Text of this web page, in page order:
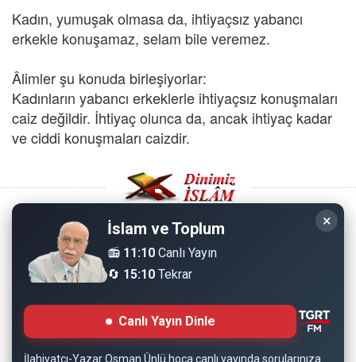
Kadın, yumuşak olmasa da, ihtiyaçsız yabancı
erkekle konuşamaz, selam bile veremez.
Âlimler şu konuda birleşiyorlar:
Kadınların yabancı erkeklerle ihtiyaçsız konuşmaları
caiz değildir. İhtiyaç olunca da, ancak ihtiyaç kadar
ve ciddi konuşmaları caizdir.
Copyright © 2008 - Dinimiz İslam. Her Hakkı Saklıdır.
Sitemizdeki bilgiler, bütün insanların istifadesi için
hazırlanmıştır. Orijinaline sadık kalmak şartıyla, izin
almaya gerek kalmadan, herkes istediği gibi alıp istifade
edebilir.
×
İslam ve Toplum
📻 11:10 Canlı Yayın
🔄 15:10 Tekrar
Canlı Yayın Dinle
İlahiyatçı-Yazar Osman Ünlü hoca canlı yayında sorularınıza